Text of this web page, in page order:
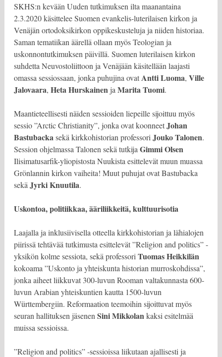
SKHS:n kevään Uuden tutkimuksen ilta maanantaina
2.3.2020 käsittelee Suomen evankelis-luterilaisen kirkon ja
Venäjän ortodoksikirkon oppikeskusteluja ja niiden historiaa.
Saman tematiikan äärellä ollaan myös Teologian ja
uskonnontutkimuksen päivillä. Suomen luterilaisen kirkon
suhdetta Neuvostoliittoon ja Venäjään käsitellään laajasti
omassa sessiossaan, jonka puhujina ovat Antti Luoma, Ville
Jalovaara, Heta Hurskainen ja Marita Tuomi.
Maantieteellisesti näiden sessioiden liepeille sijoittuu myös
sessio ”Arctic Christianity”, jonka ovat koonneetJohan
Bastubacka sekä kirkkohistorian professori Jouko Talonen.
Session ohjelmassa Talonen sekä tutkija Gimmi Olsen
Ilisimatusarfik-yliopistosta Nuukista esittelevät muun muassa
Grönlannin kirkon vaiheita! Muut puhujat ovat Bastubacka
sekä Jyrki Knuutila.
Uskontoa, politiikkaa, ääriliikkeitä, kulttuurisotia
Laajalla ja inklusiivisella otteella kirkkohistorian ja lähialojen
piirissä tehtävää tutkimusta esittelevät ”Religion and politics” -
yksikön kolme sessiota, sekä professori Tuomas Heikkilän
kokoama ”Uskonto ja yhteiskunta historian murroskohdissa”,
jonka aiheet liikkuvat 300-luvun Rooman valtakunnasta 600-
luvun Arabian yhteiskuntien kautta 1500-luvun
Württembergiin. Reformaation teemoihin sijoittuvat myös
seuran hallituksen jäsenen Sini Mikkolan kaksi esitelmää
muissa sessioissa.
”Religion and politics” -sessioissa liikutaan ajallisesti ja